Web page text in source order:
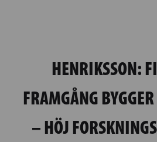
HENRIKSSON:
FRAMGÅNG
– HÖJ